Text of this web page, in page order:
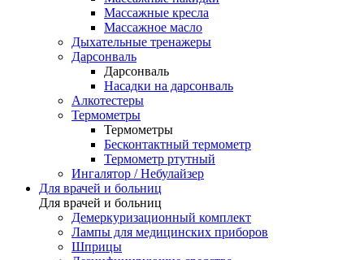
Массажные кресла
Массажное масло
Дыхательные тренажеры
Дарсонваль
Дарсонваль
Насадки на дарсонваль
Алкотестеры
Термометры
Термометры
Бесконтактный термометр
Термометр ртутный
Ингалятор / Небулайзер
Для врачей и больниц
Для врачей и больниц
Демеркуризационный комплект
Лампы для медицинских приборов
Шприцы